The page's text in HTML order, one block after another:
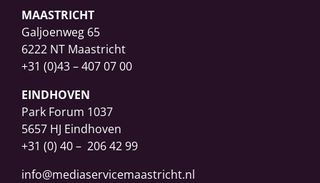
MAASTRICHT
Galjoenweg 65
6222 NT Maastricht
+31 (0)43 – 407 07 00
EINDHOVEN
Park Forum 1037
5657 HJ Eindhoven
+31 (0) 40 – 206 42 99
info@mediaservicemaastricht.nl